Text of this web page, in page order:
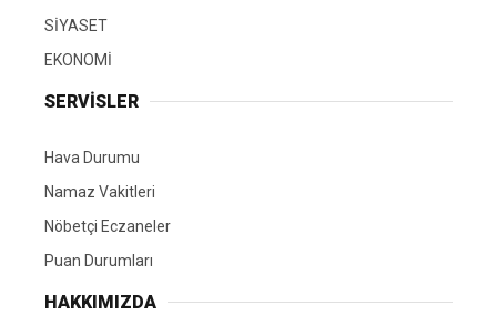
SİYASET
EKONOMİ
SERVİSLER
Hava Durumu
Namaz Vakitleri
Nöbetçi Eczaneler
Puan Durumları
HAKKIMIZDA